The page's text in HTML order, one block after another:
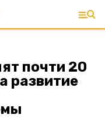
почти 20
развитие